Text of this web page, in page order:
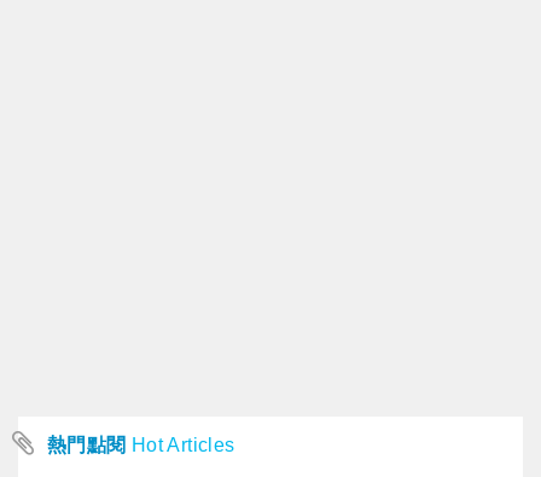
熱門點閱 Hot Articles